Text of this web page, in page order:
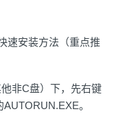
速安装方法（重点推
非C盘）下，先右键
。